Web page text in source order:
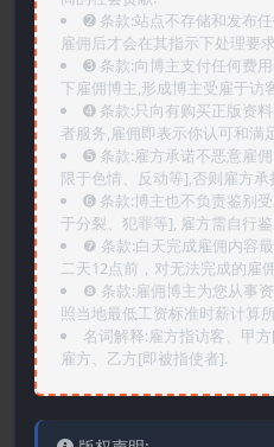
➋️ 条款:站点不存储和发布
雇佣后才会在其指示下处理要
➌️ 条款:向博主支付任何费
下雇佣博主,形成博主受雇于访
➍️ 条款:只向有购买正版资
者服务,雇佣即表示你认可和满
➎ 条款:雇方承诺不恶意雇
限于色情、反动等],否则雇方
➏️ 条款:博主也不负责鉴别
于分裂、犯罪等], 雇方需自行
❼ 条款:白天完成雇佣内容
二天12点前，对无法完成的雇
❽ 条款:雇佣博主为您从事
照当地最低工资标准时薪计算
名词解释:雇方指访客、甲
雇方、乙方[即被指使者].